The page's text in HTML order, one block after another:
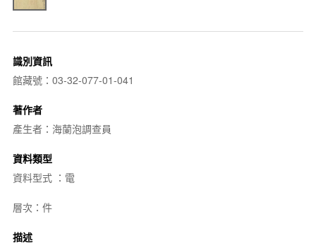
識別資訊
館藏號：03-32-077-01-041
著作者
產生者：海蘭泡調查員
資料類型
資料型式 ：電
層次：件
描述